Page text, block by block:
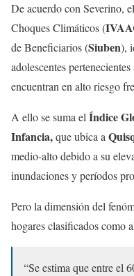
De acuerdo con Severino,
Choques Climáticos (
de Beneficiarios (Siuben),
adolescentes
encuentran en alto riesgo
A ello se suma el Índice
Infancia,que ubica a
medio-alto debido a su
inundaciones y períodos
Pero la dimensión del
hogares clasificados como
“Se estima que entre el